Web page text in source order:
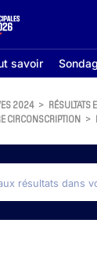
savoir
2024 > RÉSULTATS
CIRCONSCRIPTION >